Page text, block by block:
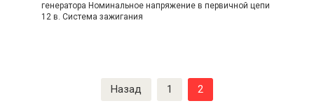
генератора Номинальное напряжение в первичной цепи
12 в. Система зажигания
Назад 1 2